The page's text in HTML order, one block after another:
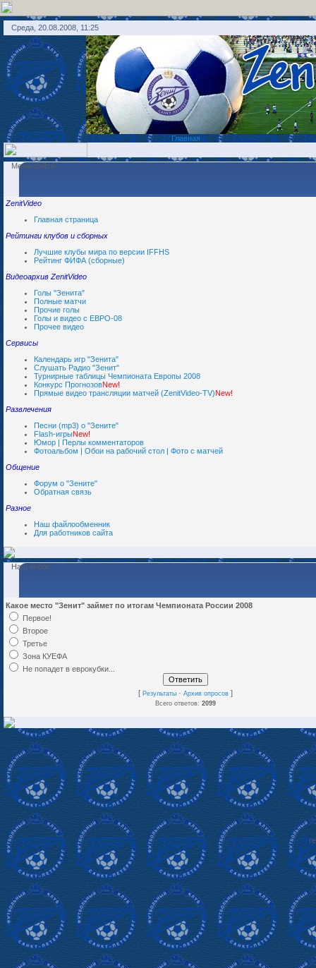
Среда, 20.08.2008, 11:25
Главная
Меню сайта
ZenitVideo
Главная страница
Рейтинги клубов и сборных
Лучшие клубы мира по версии IFFHS
Рейтинг ФИФА (сборные)
Видеоархив ZenitVideo
Голы "Зенита"
Полные матчи
Прочие голы
Голы и видео с ЕВРО-08
Прочее видео
Сервисы
Календарь игр "Зенита"
Слушать Радио "Зенит"
Турнирные таблицы Чемпионата Европы 2008
Конкурс ПрогнозовNew!
Прямые видео трансляции матчей (ZenitVideo-TV)New!
Развлечения
Песни (mp3) о "Зените"
Flash-игрыNew!
Юмор | Перлы комментаторов
Фотоальбом | Обои на рабочий стол | Фото с матчей
Общение
Форум о "Зените"
Обратная связь
Разное
Наш файлообменник
Для работников сайта
Наш опрос
Какое место "Зенит" займет по итогам Чемпионата России 2008
Первое!
Второе
Третье
Зона КУЕФА
Не попадет в еврокубки...
[ Результаты· Архив опросов]
Всего ответов: 2099